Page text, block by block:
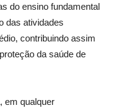
do ensino fundamental
das atividades
contribuindo assim
da saúde de
em qualquer